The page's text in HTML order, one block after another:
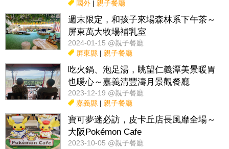
國外| 親子餐廳
週末限定，和孩子來場森林系下午茶～
屏東萬大牧場補乳室
2024-01-15 @親子餐廳
屏東縣| 親子餐廳
吃火鍋、泡足湯，眺望仁義潭美景暖胃
也暖心～嘉義清豐濤月景觀餐廳
2023-12-19 @親子餐廳
嘉義縣| 親子餐廳
寶可夢迷必訪，皮卡丘店長風靡全場～
大阪Pokémon Cafe
2023-10-05 @親子餐廳